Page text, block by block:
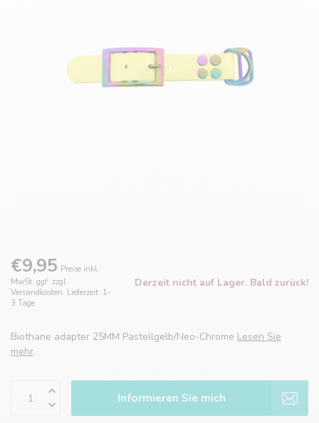
€9,95 Preise inkl.
MwSt. ggf. zzgl.
Versandkosten. Lieferzeit: 1-
3 Tage
Derzeit nicht auf Lager. Bald zurück!
Biothane adapter 25MM Pastellgelb/Neo-Chrome Lesen Sie
mehr.
Informieren Sie mich